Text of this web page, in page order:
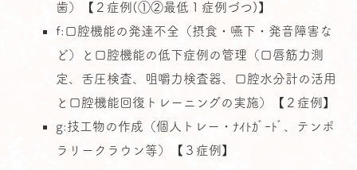
歯）【２症例(①②最低１症例づつ)】
f:口腔機能の発達不全（摂食・嚥下・発音障害な
ど）と口腔機能の低下症例の管理（口唇筋力測
定、舌圧検査、咀嚼力検査器、口腔水分計の活用
と口腔機能回復トレーニングの実施）【２症例】
g:技工物の作成（個人トレー・ﾅｲﾄｶﾞｰﾄﾞ、テンポ
ラリークラウン等）【３症例】